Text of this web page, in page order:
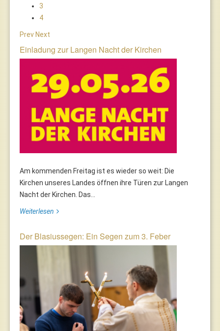
3
4
Prev Next
Einladung zur Langen Nacht der Kirchen
Am kommenden Freitag ist es wieder so weit: Die
Kirchen unseres Landes öffnen ihre Türen zur Langen
Nacht der Kirchen. Das...
Weiterlesen
Der Blasiussegen: Ein Segen zum 3. Feber